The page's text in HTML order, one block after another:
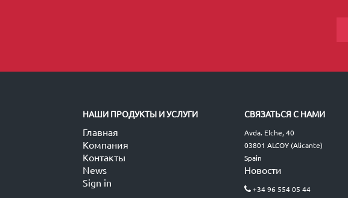
НАШИ ПРОДУКТЫ И УСЛУГИ
Главная
Компания
Контакты
News
Sign in
СВЯЗАТЬСЯ С НАМИ
Avda. Elche, 40
03801 ALCOY (Alicante)
Spain
Новости
+34 96 554 05 44